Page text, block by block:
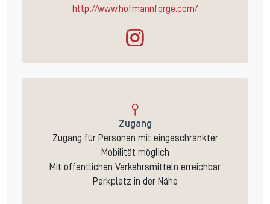
http://www.hofmannforge.com/
Zugang
Zugang für Personen mit eingeschränkter
Mobilität möglich
Mit öffentlichen Verkehrsmitteln erreichbar
Parkplatz in der Nähe